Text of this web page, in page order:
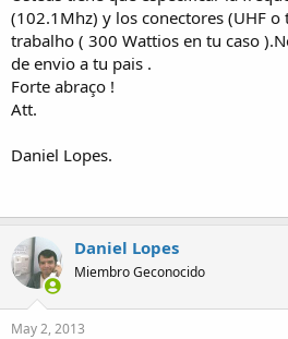
(102.1Mhz) y los conectores (UHF
trabalho ( 300 Wattios en tu caso
de envio a tu pais .
Forte abraço !
Att.
Daniel Lopes.
Daniel Lopes
Miembro Geconocido
May 2, 2013